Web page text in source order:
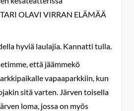
OLAVI VIRRAN ELÄMÄÄ
hyviä laulajia. Kannatti tulla.
että jäämmekö
vapaaparkkiin, kun
sitä varten. Järven toisella
loma, jossa on myös